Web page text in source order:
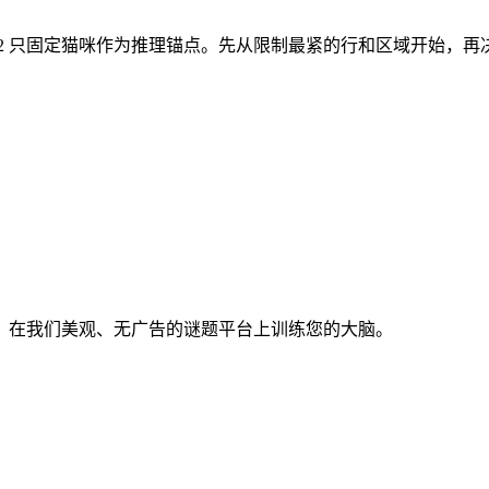
固定猫咪作为推理锚点。先从限制最紧的行和区域开始，再
我们美观、无广告的谜题平台上训练您的大脑。